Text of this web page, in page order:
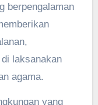
berpengalaman
laksanakan
agama.
yang